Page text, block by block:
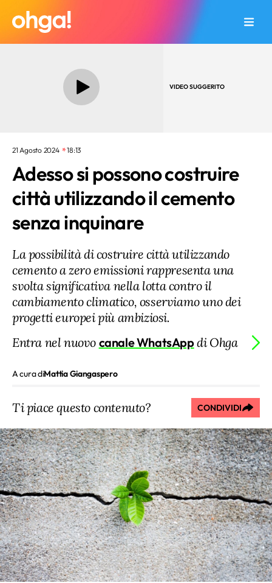
VIDEO SUGGERITO
21 Agosto 2024 18:13
Adesso si possono costruire
città utilizzando il cemento
senza inquinare
La possibilità di costruire città utilizzando
cemento a zero emissioni rappresenta una
svolta significativa nella lotta contro il
cambiamento climatico, osserviamo uno dei
progetti europei più ambiziosi.
Entra nel nuovo canale WhatsAppdi Ohga
A cura diMattia Giangaspero
Ti piace questo contenuto? CONDIVIDI